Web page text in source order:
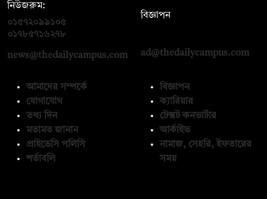
নিউজরুম:
০১৫৭২০৯৯১০৫
০১৭৮৫৭১৬২৭৮
news@thedailycampus.com
বিজ্ঞাপন
ad@thedailycampus.com
আমাদের সম্পর্কে
যোগাযোগ
তথ্য দিন
মতামত জানান
প্রাইভেসি পলিসি
শর্তাবলি
বিজ্ঞাপন
ক্যারিয়ার
টেক্সট কনভার্টার
আর্কাইভ
নামাজ, সেহরি, ইফতারের
সময়